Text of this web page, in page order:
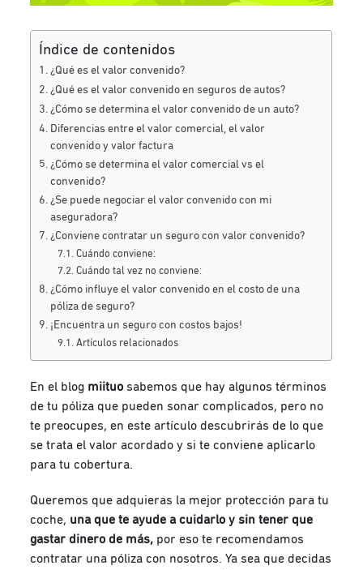
Índice de contenidos
¿Qué es el valor convenido?
¿Qué es el valor convenido en seguros de autos?
¿Cómo se determina el valor convenido de un auto?
Diferencias entre el valor comercial, el valor
convenido y valor factura
¿Cómo se determina el valor comercial vs el
convenido?
¿Se puede negociar el valor convenido con mi
aseguradora?
¿Conviene contratar un seguro con valor convenido?
Cuándo conviene:
Cuándo tal vez no conviene:
¿Cómo influye el valor convenido en el costo de una
póliza de seguro?
¡Encuentra un seguro con costos bajos!
Artículos relacionados
En el blog miituo sabemos que hay algunos términos
de tu póliza que pueden sonar complicados, pero no
te preocupes, en este artículo descubrirás de lo que
se trata el valor acordado y si te conviene aplicarlo
para tu cobertura.
Queremos que adquieras la mejor protección para tu
coche, una que te ayude a cuidarlo y sin tener que
gastar dinero de más, por eso te recomendamos
contratar una póliza con nosotros. Ya sea que decidas